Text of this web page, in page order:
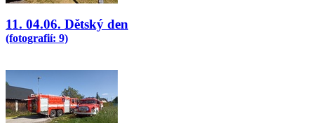
11. 04.06. Dětský den
(fotografií: 9)